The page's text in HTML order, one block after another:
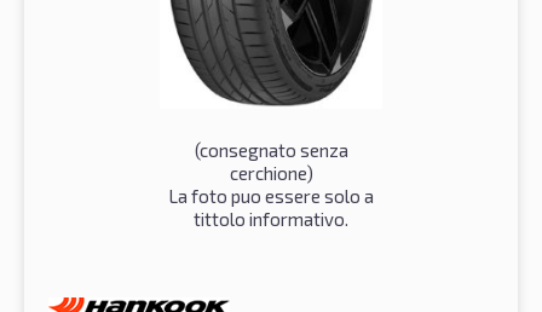
(consegnato senza
cerchione)
La foto puo essere solo a
tittolo informativo.